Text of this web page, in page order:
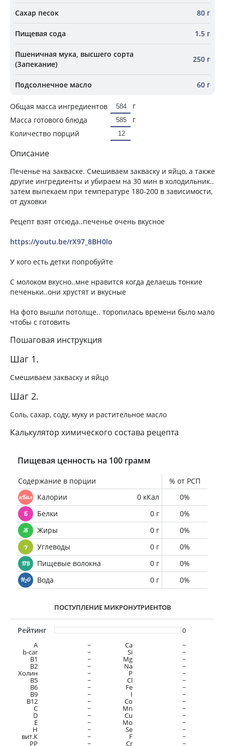
Сахар песок 80 г
Пищевая сода 1.5 г
Пшеничная мука, высшего сорта
(Запекание)
250 г
Подсолнечное масло 60 г
Общая масса ингредиентов
г
Масса готового блюда
г
Количество порций
Описание
Печенье на закваске. Смешиваем закваску и яйцо, а также
другие ингредиенты и убираем на 30 мин в холодильник..
затем выпекаем при температуре 180-200 в зависимости,
от духовки
Рецепт взят отсюда..печенье очень вкусное
https://youtu.be/rX97_8BH0lo
У кого есть детки попробуйте
С молоком вкусно..мне нравится когда делаешь тонкие
печеньки..они хрустят и вкусные
На фото вышли потолще.. торопилась времени было мало
чтобы с готовить
Пошаговая инструкция
Шаг 1.
Смешиваем закваску и яйцо
Шаг 2.
Соль, сахар, соду, муку и растительное масло
Калькулятор химического состава рецепта
Пищевая ценность на 100 грамм
Содержание в порции
% от РСП
Калории
0 кКал
0%
Белки
0 г
0%
Жиры
0 г
0%
Углеводы
0 г
0%
Пищевые волокна
0 г
0%
Вода
0 г 0%
ПОСТУПЛЕНИЕ МИКРОНУТРИЕНТОВ
Рейтинг
0
A
~
b-car ~
В1 ~
B2 ~
Холин ~
B5 ~
B6 ~
B9 ~
B12 ~
C ~
D ~
E ~
H ~
вит.К ~
PP ~
Ca ~
Si ~
Mg ~
Na ~
P ~
Cl ~
Fe ~
I ~
Co ~
Mn ~
Cu ~
Mo ~
Se ~
F ~
Cr ~